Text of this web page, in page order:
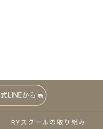
LINEから
RYスクールの取り組み